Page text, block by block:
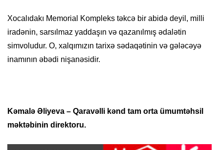
Xocalıdakı Memorial Kompleks təkcə bir abidə deyil, milli
iradənin, sarsılmaz yaddaşın və qazanılmış ədalətin
simvoludur. O, xalqımızın tarixə sədaqətinin və gələcəyə
inamının əbədi nişanəsidir.
Kəmalə Əliyeva – Qaravəlli kənd tam orta ümumtəhsil
məktəbinin direktoru.